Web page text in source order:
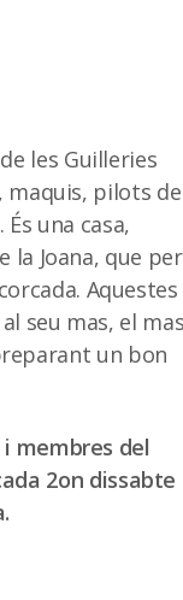
les Guilleries
maquis, pilots de
una casa,
la Joana, que per
Aquestes
seu mas, el mas
un bon
membres del
2on dissabte